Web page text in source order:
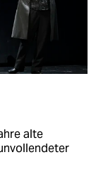
alte